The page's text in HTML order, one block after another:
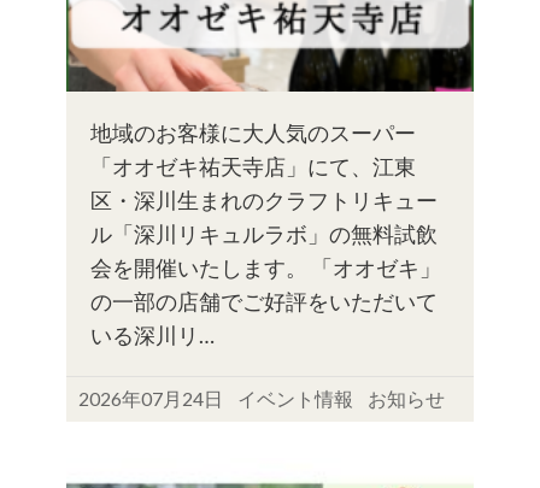
地域のお客様に大人気のスーパー
「オオゼキ祐天寺店」にて、江東
区・深川生まれのクラフトリキュー
ル「深川リキュルラボ」の無料試飲
会を開催いたします。 「オオゼキ」
の一部の店舗でご好評をいただいて
いる深川リ…
2026年07月24日 イベント情報 お知らせ